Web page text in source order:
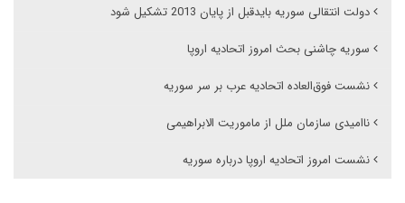
دولت انتقالی سوریه بایدقبل از پایان 2013 تشکیل شود
سوریه چاشنی بحث امروز اتحادیه اروپا
نشست فوق‌العاده اتحادیه عرب بر سر سوریه
ناامیدی سازمان ملل از ماموریت الابراهیمی
نشست امروز اتحادیه اروپا درباره سوریه